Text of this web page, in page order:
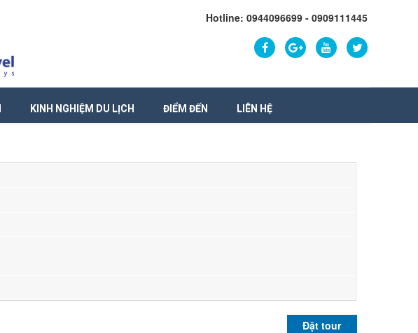
Hotline: 0944096699 - 0909111445
KINH NGHIỆM DU LỊCH ĐIỂM ĐẾN LIÊN HỆ
Đặt tour